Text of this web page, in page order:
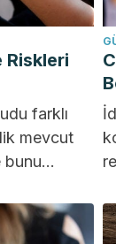
Riskleri
farklı
mevcut
bunu